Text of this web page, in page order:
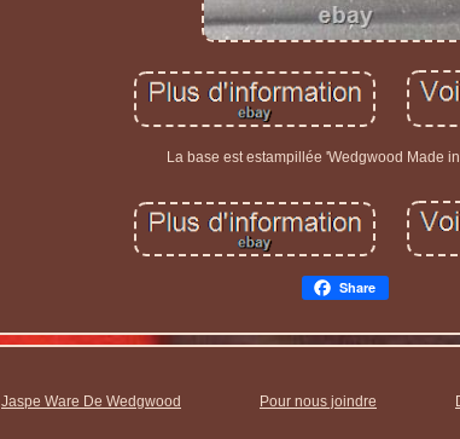
La base est estampillée 'Wedgwood Made
Share
Jaspe Ware De Wedgwood Pour nous joindre